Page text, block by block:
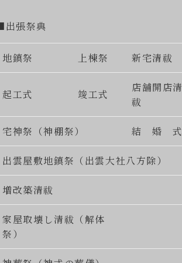
張祭典
地鎮祭 上棟祭 新宅清祓
起工式 竣工式
店舗開店清
祓
宅神祭（神棚祭） 結 婚 式
出雲屋敷地鎮祭（出雲大社八方除）
増改築清祓
家屋取壊し清祓（解体
祭）